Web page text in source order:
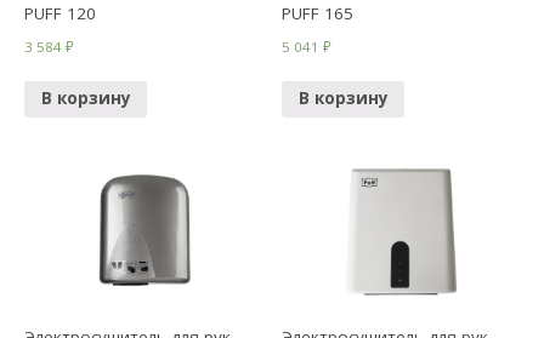
PUFF 120
3 584₽
В корзину
PUFF 165
5 041₽
В корзину